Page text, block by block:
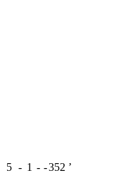
5 - 1 - -352 ʼ